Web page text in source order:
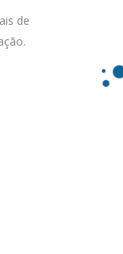
de